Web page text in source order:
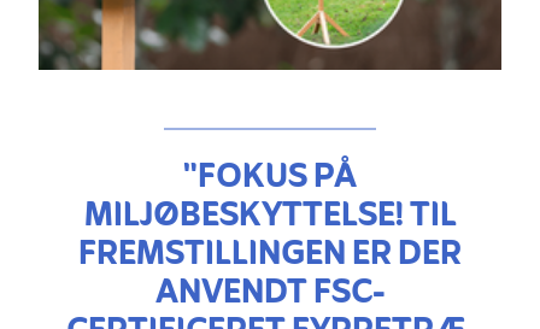
"FOKUS PÅ
MILJØBESKYTTELSE! TIL
FREMSTILLINGEN ER DER
ANVENDT FSC-